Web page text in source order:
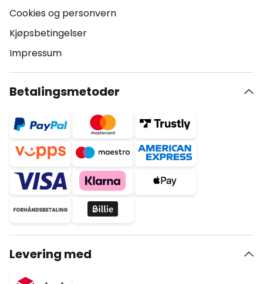
Cookies og personvern
Kjøpsbetingelser
Impressum
Betalingsmetoder
Levering med